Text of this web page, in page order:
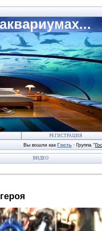
РЕГИСТРАЦИЯ
Вы вошли как Гость · Группа "
ВИДЕО